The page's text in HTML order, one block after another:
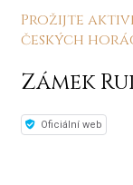
Prožijte
českých
Zámek